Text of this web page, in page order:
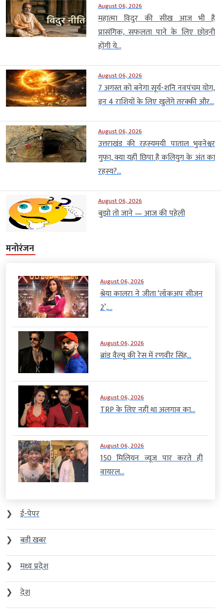
August 06, 2026
महात्मा विदुर की सीख आज भी है
प्रासंगिक, सफलता पाने के लिए छोड़नी
होंगी ये...
August 06, 2026
7 अगस्त को बनेगा सूर्य-शनि नवपंचम योग,
इन 4 राशियों के लिए खुलेंगे तरक्की और...
August 06, 2026
उत्तराखंड की रहस्यमयी पाताल भुवनेश्वर
गुफा, क्या यहीं छिपा है कलियुग के अंत का
रहस्य?...
August 06, 2026
बुझो तो जाने — आज की पहेली
मनोरंजन
August 06, 2026
श्रेया कालरा ने जीता ‘लॉकअप सीजन
2’,...
August 06, 2026
ब्रांड वैल्यू की रेस में रणवीर सिंह...
August 06, 2026
TRP के लिए नहीं था अलगाव का...
August 06, 2026
150 मिलियन व्यूज पार करते ही
वायरल...
❯
ई-पेपर
❯
बड़ी खबर
❯
मध्य प्रदेश
❯
देश